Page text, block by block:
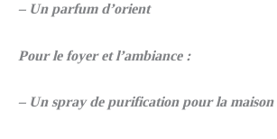
– Un parfum d’orient
Pour le foyer et l’ambiance :
– Un spray de purification pour la maison